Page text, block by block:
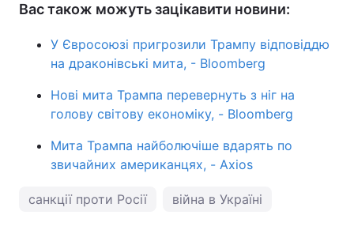
Вас також можуть зацікавити новини:
У Євросоюзі пригрозили Трампу відповіддю
на драконівські мита, - Вloomberg
Нові мита Трампа перевернуть з ніг на
голову світову економіку, - Bloomberg
Мита Трампа найболючіше вдарять по
звичайних американцях, - Axios
санкції проти Росії війна в Україні